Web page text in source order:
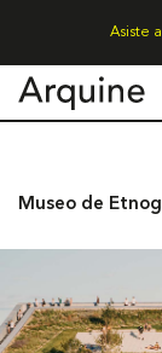
Asiste
Museo de